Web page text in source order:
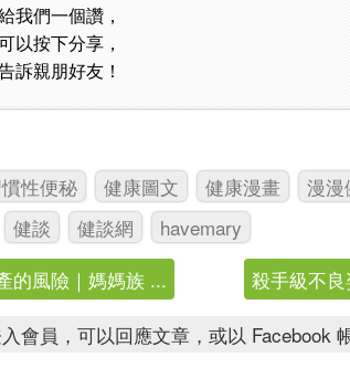
我們一個讚，
以按下分享，
訴親朋好友！
性便秘 健康圖文 健康漫畫 漫漫
健談 健談網
havemary
的風險｜媽媽族 ...
殺手級不
會員，可以回應文章，或以 Facebook